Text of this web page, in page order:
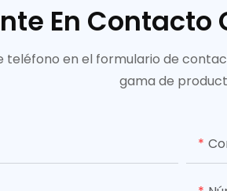
En Contacto
teléfono en el formulario de
gama de